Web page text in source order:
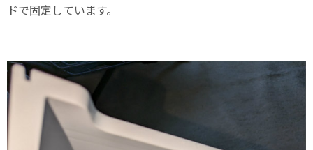
ドで固定しています。